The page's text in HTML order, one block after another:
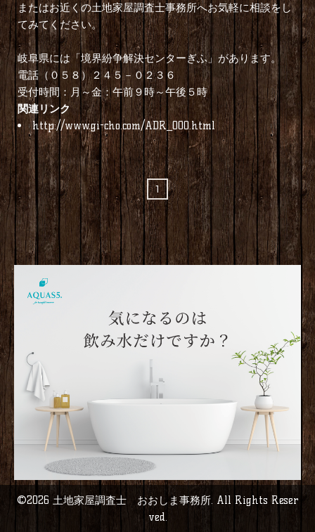
またはお近くの土地家屋調査士事務所へお気軽に相談をし
てみてください。
岐阜県には「境界紛争解決センターぎふ」があります。
電話（０５８）２４５－０２３６
受付時間：月～金：午前９時～午後５時
関連リンク
http://www.gi-cho.com/ADR_000.html
1
©2026 土地家屋調査士 おおしま事務所. All Rights Reser
ved.